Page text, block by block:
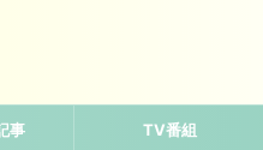
事 TV番組